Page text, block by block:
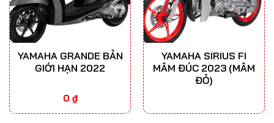
YAMAHA GRANDE BẢN
GIỚI HẠN 2022
0 ₫
YAMAHA SIRIUS FI
MÂM ĐÚC 2023 (MÂM
ĐỎ)